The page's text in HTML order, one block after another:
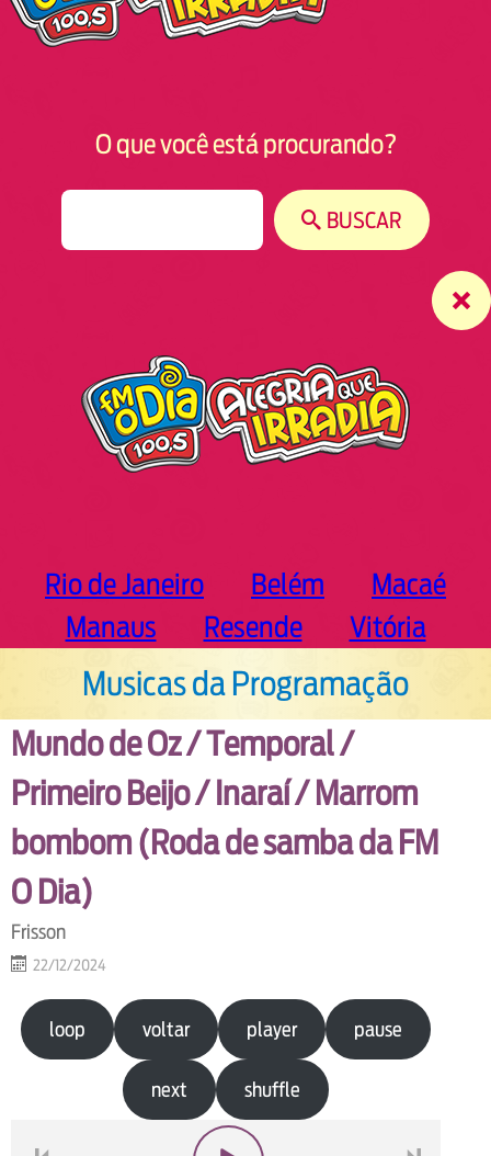
O que você está procurando?
BUSCAR
Rio de Janeiro Belém
Macaé
Manaus
Resende Vitória
Musicas da Programação
Mundo de Oz / Temporal /
Primeiro Beijo / Inaraí / Marrom
bombom (Roda de samba da FM
O Dia)
Frisson
22/12/2024
loop voltar player pause
next shuffle